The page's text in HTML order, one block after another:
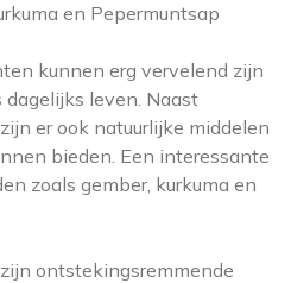
en Pepermuntsap
kunnen erg vervelend zijn
leven. Naast
er ook natuurlijke middelen
bieden. Een interessante
zoals gember, kurkuma en
ontstekingsremmende